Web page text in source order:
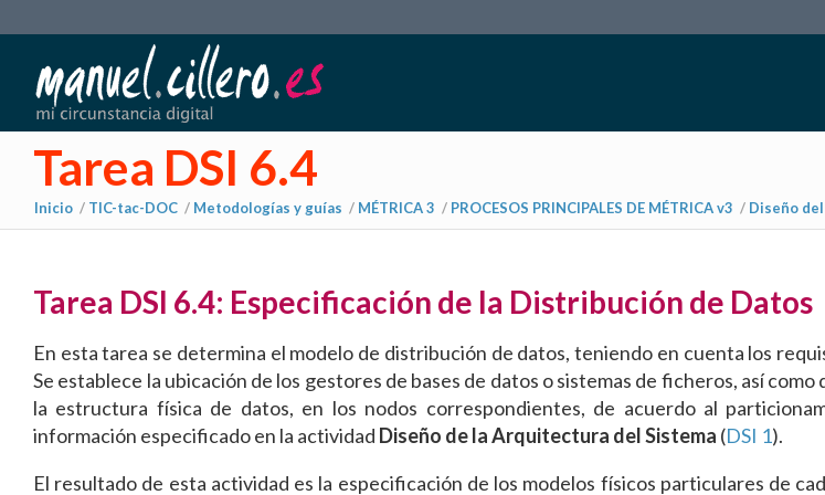
Tarea DSI 6.4
Inicio / TIC-tac-DOC / Metodologías y guías / MÉTRICA 3 / PROCESOS PRINCIPALES DE MÉTRICA v3 / Diseño
Tarea DSI 6.4: Especificación de la Distribución de Datos
En esta tarea se determina el modelo de distribución de datos, teniendo en cuenta los
Se establece la ubicación de los gestores de bases de datos o sistemas de ficheros, así
la estructura física de datos, en los nodos correspondientes, de acuerdo al
información especificado en la actividad Diseño de la Arquitectura del Sistema (DSI 1).
El resultado de esta actividad es la especificación de los modelos físicos particulares de